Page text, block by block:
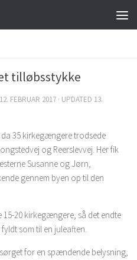
tilløbsstykke
12. FEBRUAR 2017 · UPDATED 13.
35 kirkegængere trodsede
og Reerslevvej. Her fik
Susanne og Jørn,
gennem byen op til den
15-20 kirkegængere, så det endte
som til en juleaften.
for en spændende belysning,